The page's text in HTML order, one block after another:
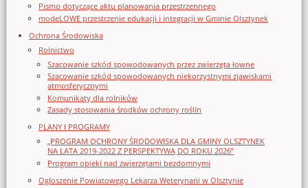
Pismo dotyczące aktu planowania przestrzennego
modeLOWE przestrzenie edukacji i integracji w Gminie Olsztynek
Ochrona Środowiska
Rolnictwo
Szacowanie szkód spowodowanych przez zwierzęta łowne
Szacowanie szkód spowodowanych niekorzystnymi zjawiskami
atmosferycznymi
Komunikaty dla rolników
Zasady stosowania środków ochrony roślin
PLANY I PROGRAMY
„PROGRAM OCHRONY ŚRODOWISKA DLA GMINY OLSZTYNEK
NA LATA 2019-2022 Z PERSPEKTYWĄ DO ROKU 2026”
Program opieki nad zwierzętami bezdomnymi
Ogloszenie Powiatowego Lekarza Weterynarii w Olsztynie